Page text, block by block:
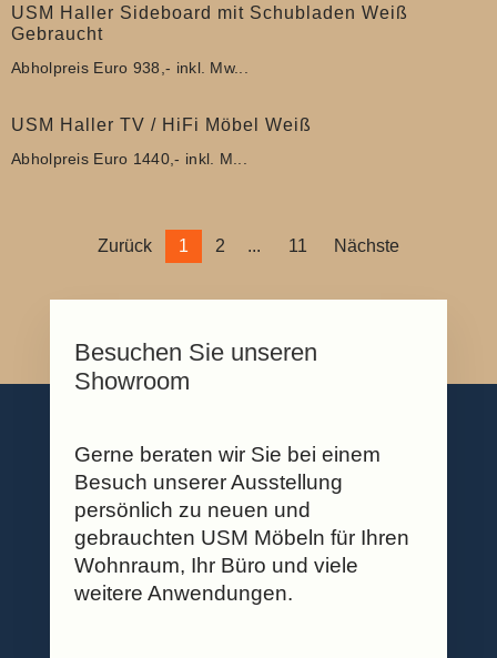
USM Haller Sideboard mit Schubladen Weiß
Gebraucht
Abholpreis Euro 938,- inkl. Mw...
USM Haller TV / HiFi Möbel Weiß
Abholpreis Euro 1440,- inkl. M...
Zurück 1 2 11 Nächste
Besuchen Sie unseren
Showroom
Gerne beraten wir Sie bei einem
Besuch unserer Ausstellung
persönlich zu neuen und
gebrauchten USM Möbeln für Ihren
Wohnraum, Ihr Büro und viele
weitere Anwendungen.